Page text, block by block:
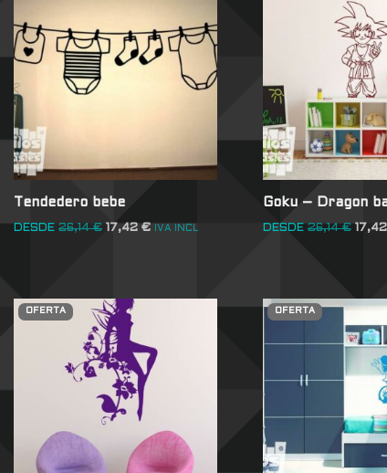
Tendedero bebe
DESDE 26,14€ 17,42 € IVA INCL
Goku – Dragon
DESDE 26,14€ 17,42
OFERTA OFERTA